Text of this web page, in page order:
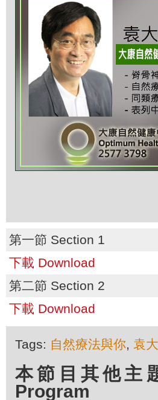
第一節 Section 1
下載 Download
第二節 Section 2
下載 Download
Tags: 自然療法與你, 袁
本節目其他主
Program